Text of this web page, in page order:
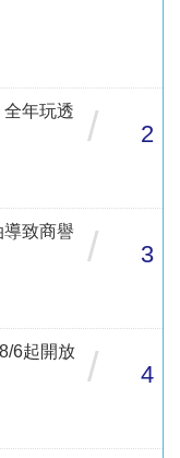
年玩透
/ 2
致商譽
/ 3
6起開放
/ 4